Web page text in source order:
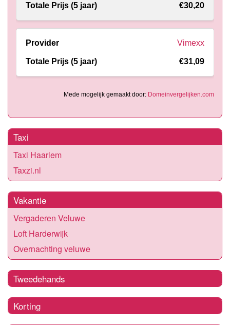
€30,20
Vimexx
€31,09
Mede mogelijk gemaakt door: Domeinvergelijken.com
Taxi
Taxi Haarlem
Taxzi.nl
Vakantie
Vergaderen Veluwe
Loft Harderwijk
Overnachting veluwe
Tweedehands
Korting